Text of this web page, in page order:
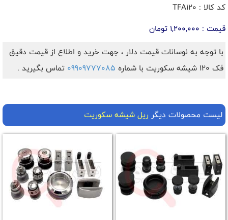
کد کالا : TFA120
قیمت : 1,200,000 تومان
با توجه به نوسانات قیمت دلار ، جهت خرید و اطلاع از قیمت دقیق
فک 120 شیشه سکوریت با شماره
09909777085 تماس بگیرید .
لیست محصولات دیگر ریل شیشه سکوریت